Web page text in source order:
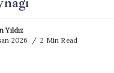
Yıldız
2026
2 Min Read